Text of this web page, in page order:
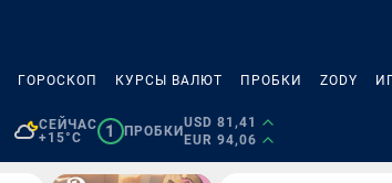
ГОРОСКОП КУРСЫ ВАЛЮТ ПРОБКИ ZODY
СЕЙЧАС
+15°C
1 ПРОБКИ
USD 81,41
EUR 94,06